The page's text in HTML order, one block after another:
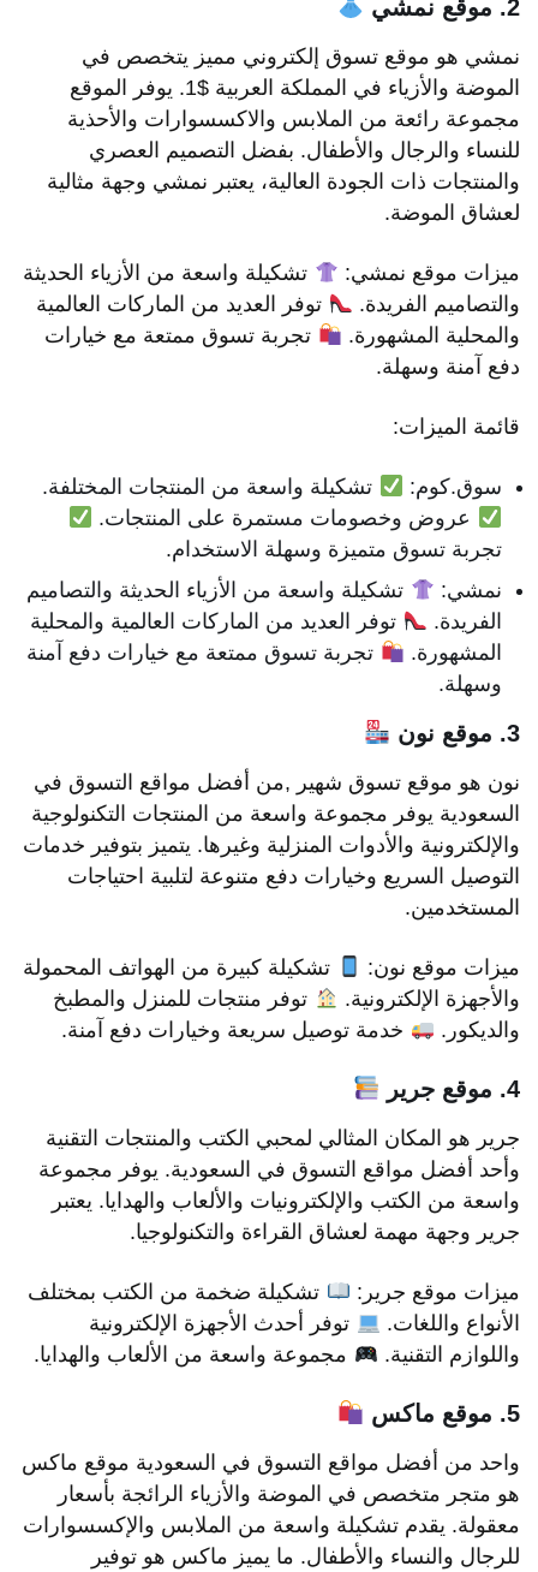
2. موقع نمشي
نمشي هو موقع تسوق إلكتروني مميز يتخصص في
الموضة والأزياء في المملكة العربية $1. يوفر الموقع
مجموعة رائعة من الملابس والاكسسوارات والأحذية
للنساء والرجال والأطفال. بفضل التصميم العصري
والمنتجات ذات الجودة العالية، يعتبر نمشي وجهة مثالية
لعشاق الموضة.
ميزات موقع نمشي:
تشكيلة واسعة من الأزياء الحديثة
والتصاميم الفريدة.
توفر العديد من الماركات العالمية
والمحلية المشهورة.
تجربة تسوق ممتعة مع خيارات
دفع آمنة وسهلة.
قائمة الميزات:
سوق.كوم:
تشكيلة واسعة من المنتجات المختلفة.
عروض وخصومات مستمرة على المنتجات.
تجربة تسوق متميزة وسهلة الاستخدام.
نمشي:
تشكيلة واسعة من الأزياء الحديثة والتصاميم
الفريدة.
توفر العديد من الماركات العالمية والمحلية
المشهورة.
تجربة تسوق ممتعة مع خيارات دفع آمنة
وسهلة.
3. موقع نون
نون هو موقع تسوق شهير ,من أفضل مواقع التسوق في
السعودية يوفر مجموعة واسعة من المنتجات التكنولوجية
والإلكترونية والأدوات المنزلية وغيرها. يتميز بتوفير خدمات
التوصيل السريع وخيارات دفع متنوعة لتلبية احتياجات
المستخدمين.
ميزات موقع نون:
تشكيلة كبيرة من الهواتف المحمولة
والأجهزة الإلكترونية.
توفر منتجات للمنزل والمطبخ
والديكور.
خدمة توصيل سريعة وخيارات دفع آمنة.
4. موقع جرير
جرير هو المكان المثالي لمحبي الكتب والمنتجات التقنية
وأحد أفضل مواقع التسوق في السعودية. يوفر مجموعة
واسعة من الكتب والإلكترونيات والألعاب والهدايا. يعتبر
جرير وجهة مهمة لعشاق القراءة والتكنولوجيا.
ميزات موقع جرير:
تشكيلة ضخمة من الكتب بمختلف
الأنواع واللغات.
توفر أحدث الأجهزة الإلكترونية
واللوازم التقنية.
مجموعة واسعة من الألعاب والهدايا.
5. موقع ماكس
واحد من أفضل مواقع التسوق في السعودية موقع ماكس
هو متجر متخصص في الموضة والأزياء الرائجة بأسعار
معقولة. يقدم تشكيلة واسعة من الملابس والإكسسوارات
للرجال والنساء والأطفال. ما يميز ماكس هو توفير